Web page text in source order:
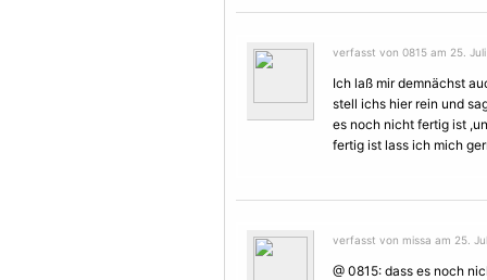
verfasst von 0815 am 25.
Ich laß mir demnächst
stell ichs hier rein und
es noch nicht fertig ist
fertig ist lass ich mich
verfasst von missa am 25.
@ 0815: dass es noch